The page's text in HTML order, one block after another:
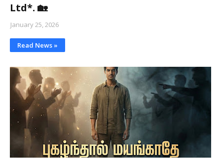
Ltd*. 🏡
January 25, 2026
Read News »